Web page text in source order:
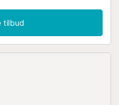
tilbud